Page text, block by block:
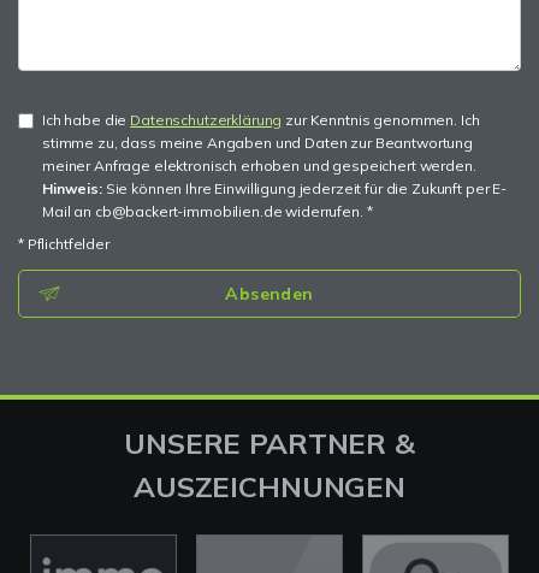
Ich habe die Datenschutzerklärung zur Kenntnis genommen. Ich
stimme zu, dass meine Angaben und Daten zur Beantwortung
meiner Anfrage elektronisch erhoben und gespeichert werden.
Hinweis:Sie können Ihre Einwilligung jederzeit für die Zukunft per E-
Mail an cb@backert-immobilien.de widerrufen. *
* Pflichtfelder
Absenden
UNSERE PARTNER &
AUSZEICHNUNGEN